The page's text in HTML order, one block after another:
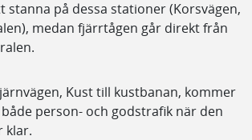
stanna på dessa stationer (Korsvägen,
medan fjärrtågen går direkt från
Kust till kustbanan, kommer
person- och godstrafik när den
klar.